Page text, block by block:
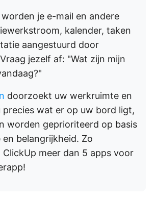
je e-mail en andere
kalender, taken
aangestuurd door
jezelf af: "Wat zijn mijn
doorzoekt uw werkruimte en
wat er op uw bord ligt,
worden geprioriteerd op basis
belangrijkheid. Zo
meer dan 5 apps voor